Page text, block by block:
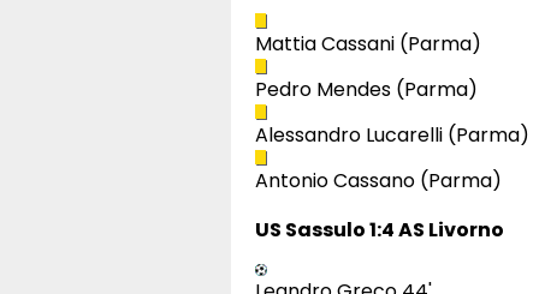
Mattia Cassani (Parma)
Pedro Mendes (Parma)
Alessandro Lucarelli (Parma)
Antonio Cassano (Parma)
US Sassulo 1:4 AS Livorno